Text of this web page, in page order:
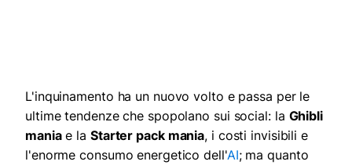
L'inquinamento ha un nuovo volto e passa per le
ultime tendenze che spopolano sui social: la Ghibli
maniae la Starter pack mania, i costi invisibili e
l'enorme consumo energetico dell'AI; ma quanto